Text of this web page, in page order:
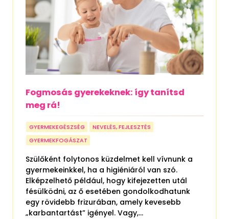
Fogmosás gyerekeknek: így tanítsd
meg rá!
GYERMEKEGÉSZSÉG
NEVELÉS, FEJLESZTÉS
GYERMEKFOGÁSZAT
Szülőként folytonos küzdelmet kell vívnunk a
gyermekeinkkel, ha a higiéniáról van szó.
Elképzelhető például, hogy kifejezetten utál
fésülködni, az ő esetében gondolkodhatunk
egy rövidebb frizurában, amely kevesebb
„karbantartást” igényel. Vagy,...